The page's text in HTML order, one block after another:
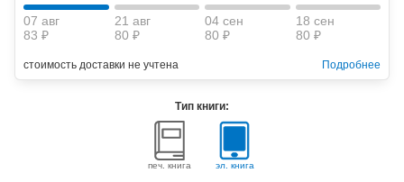
07 авг
83 ₽
21 авг
80 ₽
04 сен
80 ₽
18 сен
80 ₽
стоимость доставки не учтена Подробнее
Тип книги:
печ. книга эл. книга